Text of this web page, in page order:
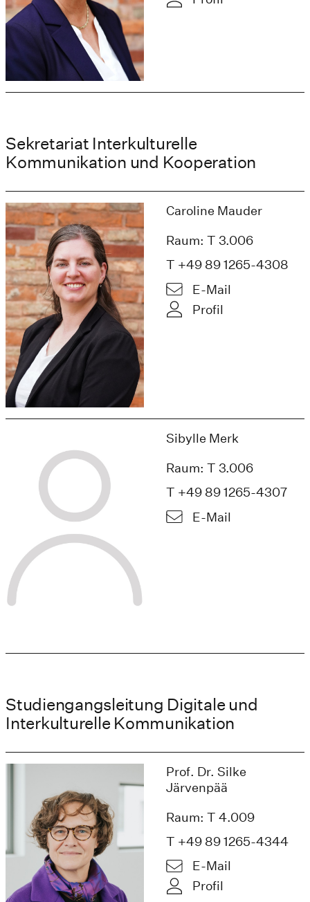
Sekretariat Interkulturelle
Kommunikation und Kooperation
Caroline Mauder
Raum: T 3.006
T +49 89 1265-4308
E-Mail
Profil
Sibylle Merk
Raum: T 3.006
T +49 89 1265-4307
E-Mail
Studiengangsleitung Digitale und
Interkulturelle Kommunikation
Prof. Dr. Silke
Järvenpää
Raum: T 4.009
T +49 89 1265-4344
E-Mail
Profil